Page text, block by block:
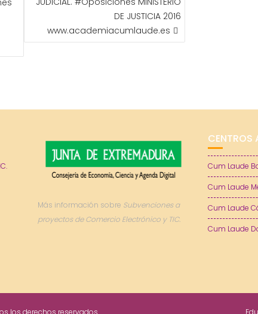
DE JUSTICIA 2016
www.academiacumlaude.es
Más información sobre Subvenciones a
proyectos de Comercio Electrónico y TIC.
CENTROS
Cum Laude
Cum Laude
Cum Laude
Cum Laude
los derechos reservados